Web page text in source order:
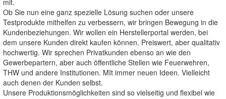
mit.
Ob Sie nun eine ganz spezielle Lösung suchen oder unsere
Testprodukte mithelfen zu verbessern, wir bringen Bewegung in die
Kundenbeziehungen. Wir wollen ein Herstellerportal werden, bei
dem unsere Kunden direkt kaufen können. Preiswert, aber qualitativ
hochwertig. Wir sprechen Privatkunden ebenso an wie den
Gewerbepartern, aber auch öffentliche Stellen wie Feuerwehren,
THW und andere Institutionen. MIt immer neuen Ideen. Vielleicht
auch denen der Kunden selbst.
Unsere Produktionsmöglichkeiten sind so vielseitig und flexibel wie